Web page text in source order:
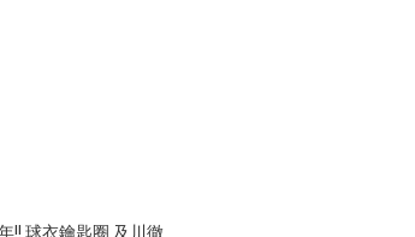
!! 球衣鑰匙圈 及川徹